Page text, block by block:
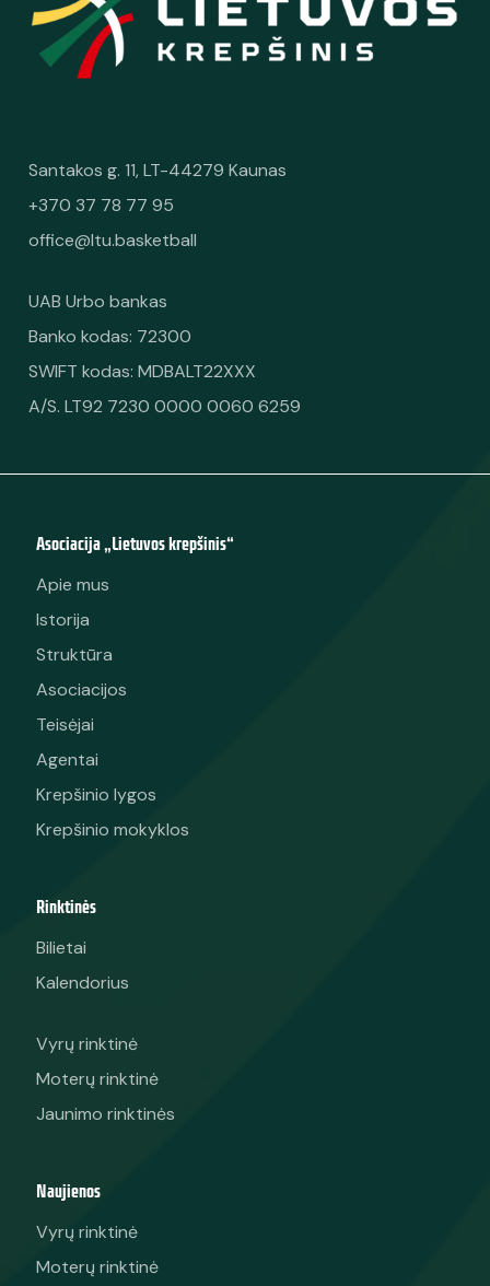
Santakos g. 11, LT-44279 Kaunas
+370 37 78 77 95
office@ltu.basketball
UAB Urbo bankas
Banko kodas: 72300
SWIFT kodas: MDBALT22XXX
A/S. LT92 7230 0000 0060 6259
Asociacija „Lietuvos krepšinis“
Apie mus
Istorija
Struktūra
Asociacijos
Teisėjai
Agentai
Krepšinio lygos
Krepšinio mokyklos
Rinktinės
Bilietai
Kalendorius
Vyrų rinktinė
Moterų rinktinė
Jaunimo rinktinės
Naujienos
Vyrų rinktinė
Moterų rinktinė